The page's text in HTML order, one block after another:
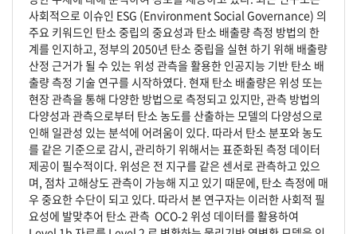
사회적으로 이슈인 ESG (Environment Social Governance) 의
주요 키워드인 탄소 중립의 중요성과 탄소 배출량 측정 방법의 한
계를 인지하고, 정부의 2050년 탄소 중립을 실현 하기 위해 배출량
산정 근거가 될 수 있는 위성 관측을 활용한 인공지능 기반 탄소 배
출량 측정 기술 연구를 시작하였다. 현재 탄소 배출량은 위성 또는
현장 관측을 통해 다양한 방법으로 측정되고 있지만, 관측 방법의
다양성과 관측으로부터 탄소 농도를 산출하는 모델의 다양성으로
인해 일관성 있는 분석에 어려움이 있다. 따라서 탄소 분포와 농도
를 같은 기준으로 감시, 관리하기 위해서는 표준화된 측정 데이터
제공이 필수적이다. 위성은 전 지구를 같은 센서로 관측하고 있으
며, 점차 고해상도 관측이 가능해 지고 있기 때문에, 탄소 측정에 매
우 중요한 수단이 되고 있다. 따라서 본 연구자는 이러한 사회적 필
요성에 발맞추어 탄소 관측 OCO-2 위성 데이터를 활용하여